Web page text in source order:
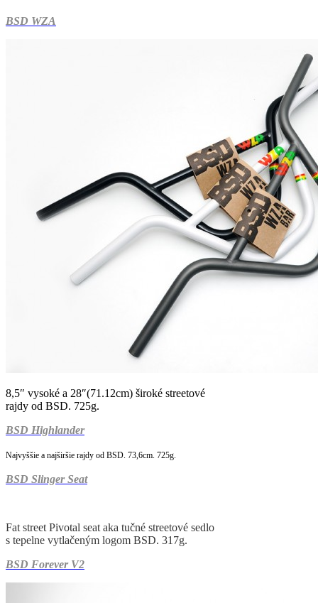
BSD WZA
8,5″ vysoké a 28″(71.12cm) široké streetové
rajdy od BSD. 725g.
BSD Highlander
Najvyššie a najširšie rajdy od BSD. 73,6cm. 725g.
BSD Slinger Seat
Fat street Pivotal seat aka tučné streetové sedlo
s tepelne vytlačeným logom BSD. 317g.
BSD Forever V2